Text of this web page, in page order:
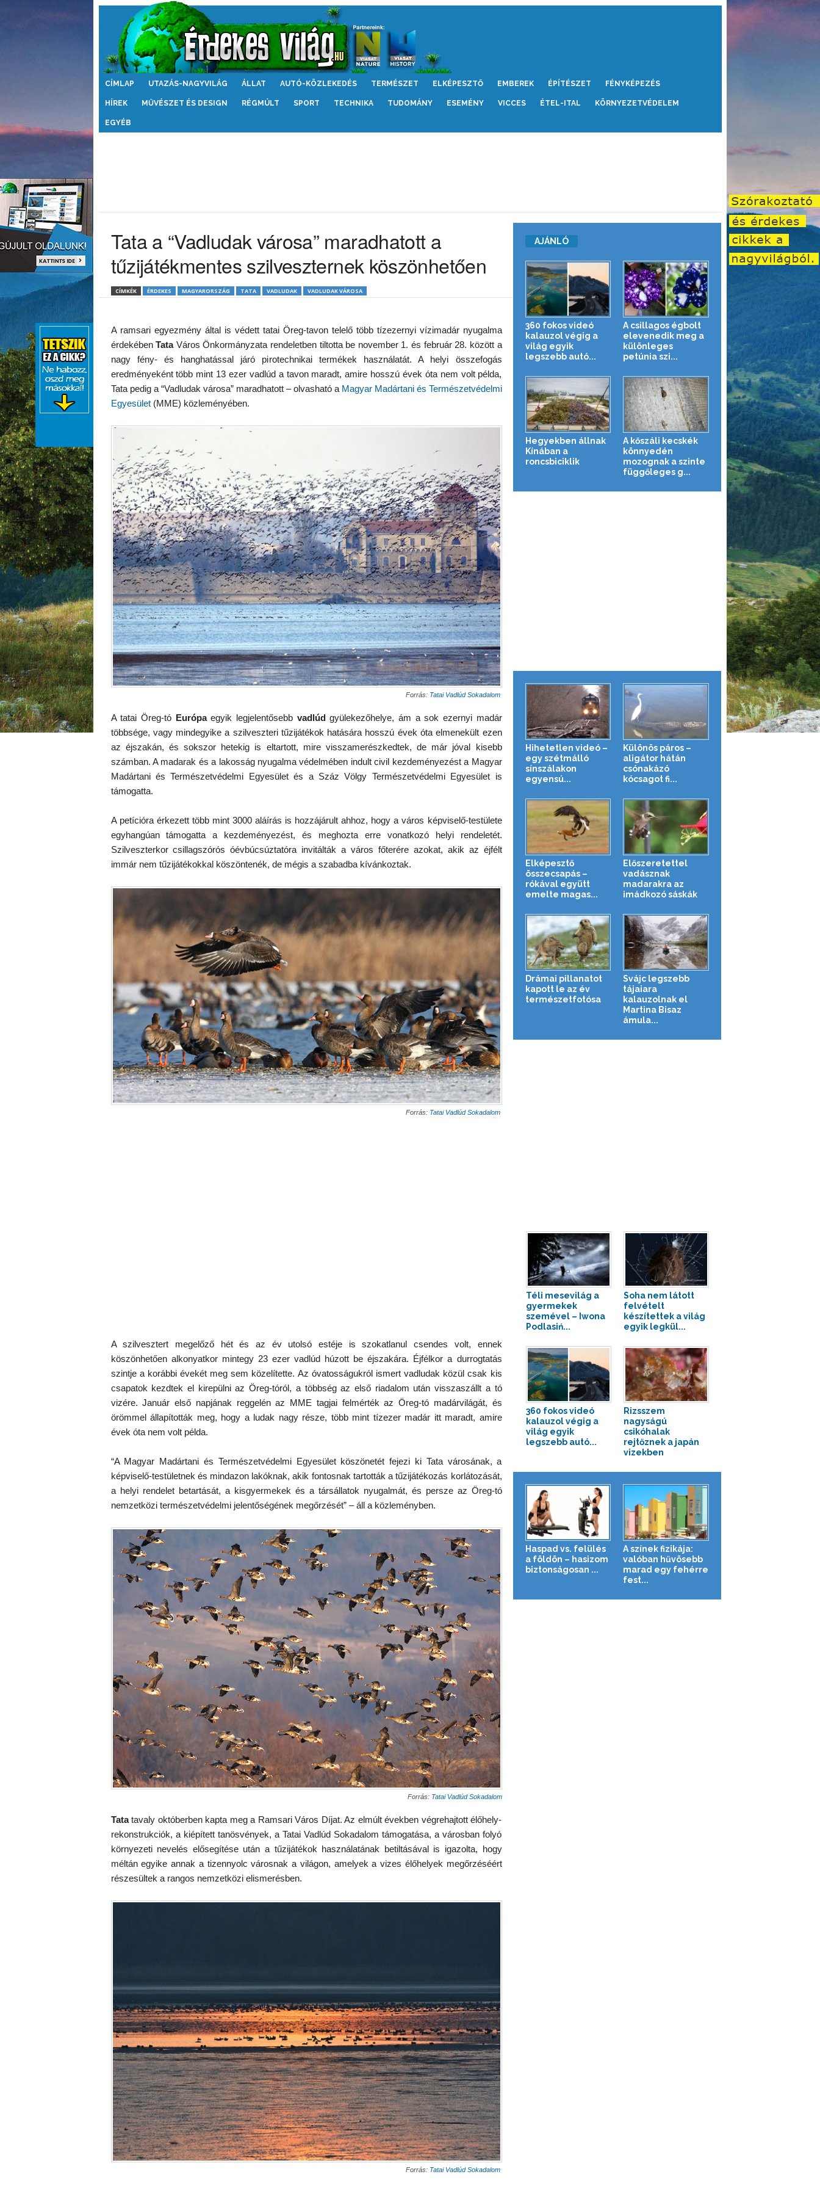
Érdekes
CÍMLAP UTAZÁS-NAGYVILÁG ÁLLAT AUTÓ-KÖZLEKEDÉS TERMÉSZET ELKÉPESZTŐ EMBEREK ÉPÍTÉSZET FÉNYKÉPEZÉS
HÍREK MŰVÉSZET ÉS DESIGN RÉGMÚLT SPORT TECHNIKA TUDOMÁNY ESEMÉNY VICCES ÉTEL-ITAL KÖRNYEZETVÉDELEM
EGYÉB
Tata a “Vadludak városa” maradhatott a
tűzijátékmentes szilveszternek köszönhetően
CÍMKÉK ÉRDEKES MAGYARORSZÁG TATA VADLUDAK VADLUDAK VÁROSA
A ramsari egyezmény által is védett tatai Öreg-tavon telelő több tízezernyi vízimadár nyugalma
érdekébenTataVáros Önkormányzata rendeletben tiltotta be november 1. és február 28. között a
nagy fény- és hanghatással járó pirotechnikai termékek használatát. A helyi összefogás
eredményeként több mint 13 ezer vadlúd a tavon maradt, amire hosszú évek óta nem volt példa,
Tata pedig a “Vadludak városa” maradhatott – olvasható a Magyar Madártani és Természetvédelmi
Egyesület(MME) közleményében.
Forrás:Tatai Vadlúd Sokadalom
A tatai Öreg-tó Európaegyik legjelentősebb vadlúdgyülekezőhelye, ám a sok ezernyi madár
többsége, vagy mindegyike a szilveszteri tűzijátékok hatására hosszú évek óta elmenekült ezen
az éjszakán, és sokszor hetekig is eltartott, mire visszamerészkedtek, de már jóval kisebb
számban. A madarak és a lakosság nyugalma védelmében indult civil kezdeményezést a Magyar
Madártani és Természetvédelmi Egyesület és a Száz Völgy Természetvédelmi Egyesület is
támogatta.
A petícióra érkezett több mint 3000 aláírás is hozzájárult ahhoz, hogy a város képviselő-testülete
egyhangúan támogatta a kezdeményezést, és meghozta erre vonatkozó helyi rendeletét.
Szilveszterkor csillagszórós óévbúcsúztatóra invitálták a város főterére azokat, akik az éjfélt
immár nem tűzijátékokkal köszöntenék, de mégis a szabadba kívánkoztak.
Forrás: Tatai Vadlúd Sokadalom
A szilvesztert megelőző hét és az év utolsó estéje is szokatlanul csendes volt, ennek
köszönhetően alkonyatkor mintegy 23 ezer vadlúd húzott be éjszakára. Éjfélkor a durrogtatás
szintje a korábbi évekét meg sem közelítette. Az óvatosságukról ismert vadludak közül csak kis
csapatok kezdtek el kirepülni az Öreg-tóról, a többség az első riadalom után visszaszállt a tó
vizére. Január első napjának reggelén az MME tagjai felmérték az Öreg-tó madárvilágát, és
örömmel állapították meg, hogy a ludak nagy része, több mint tízezer madár itt maradt, amire
évek óta nem volt példa.
“A Magyar Madártani és Természetvédelmi Egyesület köszönetét fejezi ki Tata városának, a
képviselő-testületnek és mindazon lakóknak, akik fontosnak tartották a tűzijátékozás korlátozását,
a helyi rendelet betartását, a kisgyermekek és a társállatok nyugalmát, és persze az Öreg-tó
nemzetközi természetvédelmi jelentőségének megőrzését” – áll a közleményben.
Forrás: Tatai Vadlúd Sokadalom
Tatatavaly októberben kapta meg a Ramsari Város Díjat. Az elmúlt években végrehajtott élőhely-
rekonstrukciók, a kiépített tanösvények, a Tatai Vadlúd Sokadalom támogatása, a városban folyó
környezeti nevelés elősegítése után a tűzijátékok használatának betiltásával is igazolta, hogy
méltán egyike annak a tizennyolc városnak a világon, amelyek a vizes élőhelyek megőrzéséért
részesültek a rangos nemzetközi elismerésben.
Forrás: Tatai Vadlúd Sokadalom
AJÁNLÓ
360 fokos videó
kalauzol végig a
világ egyik
legszebb autó...
A csillagos égbolt
elevenedik meg a
különleges
petúnia szi...
Hegyekben állnak
Kínában a
roncsbiciklik
A kőszáli kecskék
könnyedén
mozognak a szinte
függőleges g...
Hihetetlen videó –
egy szétmálló
sínszálakon
egyensú...
Különös páros –
aligátor hátán
csónakázó
kócsagot fi...
Elképesztő
összecsapás –
rókával együtt
emelte magas...
Előszeretettel
vadásznak
madarakra az
imádkozó sáskák
Drámai pillanatot
kapott le az év
természetfotósa
Svájc legszebb
tájaiara
kalauzolnak el
Martina Bisaz
ámula...
Téli mesevilág a
gyermekek
szemével – Iwona
Podlasiń...
Soha nem látott
felvételt
készítettek a világ
egyik legkül...
360 fokos videó
kalauzol végig a
világ egyik
legszebb autó...
Rizsszem
nagyságú
csikóhalak
rejtőznek a japán
vizekben
Haspad vs. felülés
a földön – hasizom
biztonságosan ...
A színek fizikája:
valóban hűvösebb
marad egy fehérre
fest...